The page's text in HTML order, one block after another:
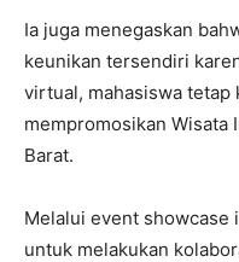
Ia juga menegaskan
keunikan tersendiri
virtual, mahasiswa tetap
mempromosikan Wisata
Barat.
Melalui event showcase
untuk melakukan